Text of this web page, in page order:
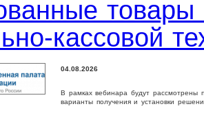
товары
кассовой
04.08.2026
В рамках вебинара будут рассмотрены
варианты получения и установки